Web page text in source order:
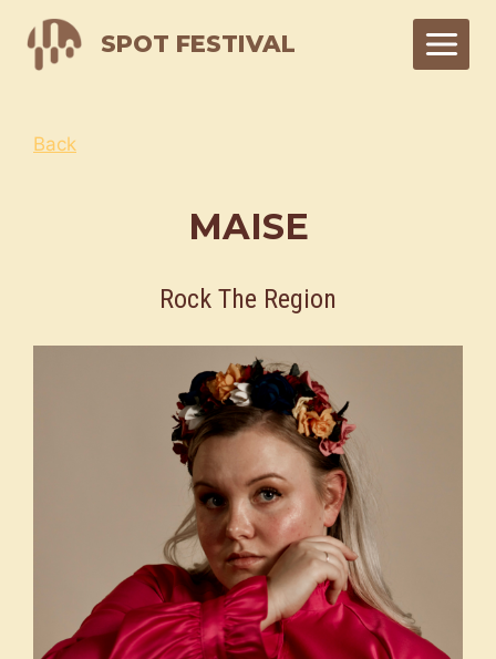
content
SPOT FESTIVAL
Back
MAISE
Rock The Region